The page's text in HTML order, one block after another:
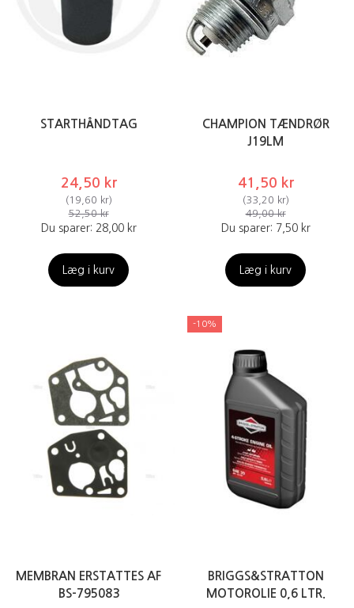
STARTHÅNDTAG
24,50 kr
( 19,60 kr)
52,50 kr
Du sparer: 28,00 kr
Læg i kurv
CHAMPION TÆNDRØR
J19LM
41,50 kr
(33,20 kr)
49,00 kr
Du sparer: 7,50 kr
Læg i kurv
MEMBRAN ERSTATTES AF
BS-795083
-10%
BRIGGS&STRATTON
MOTOROLIE 0,6 LTR.